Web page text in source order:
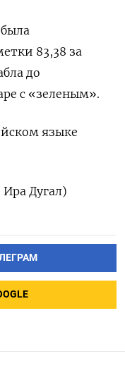
83,38 за
до
с «зеленым».
языке
Дугал)